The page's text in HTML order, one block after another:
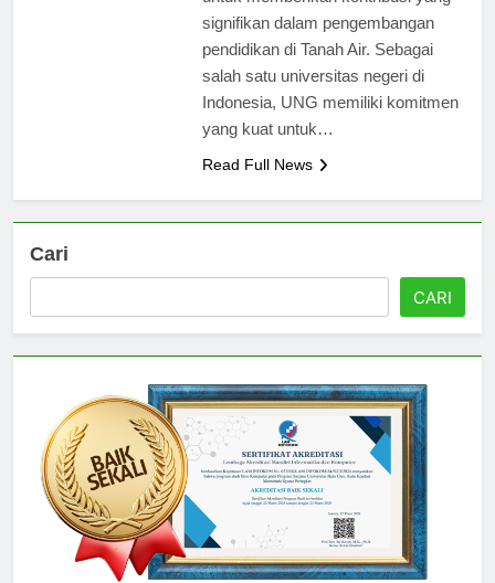
untuk memberikan kontribusi yang
signifikan dalam pengembangan
pendidikan di Tanah Air. Sebagai
salah satu universitas negeri di
Indonesia, UNG memiliki komitmen
Cari
CARI